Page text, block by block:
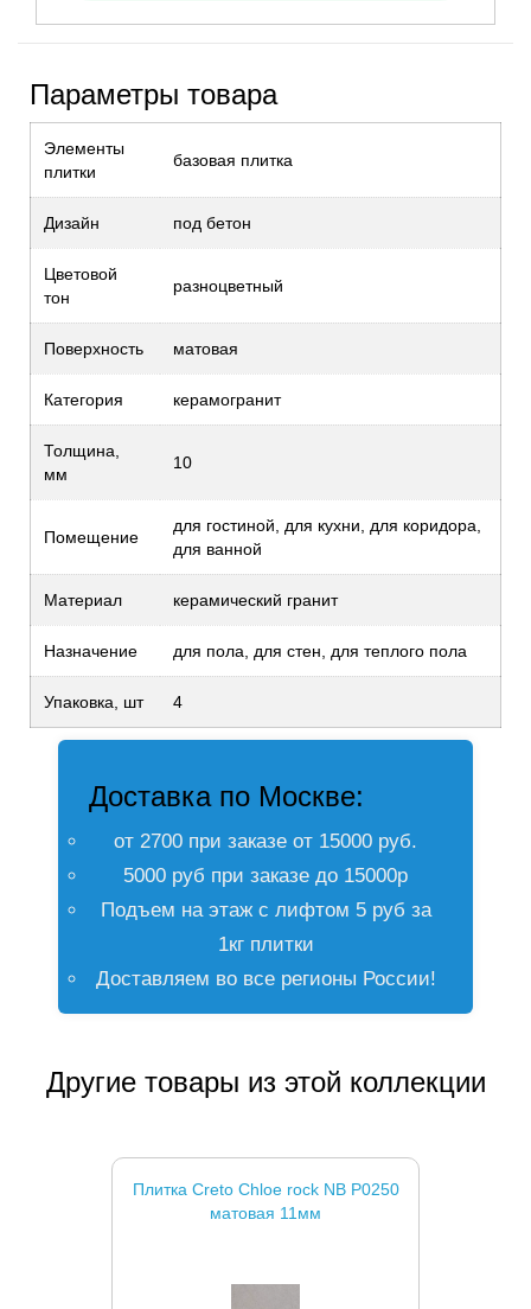
Параметры товара
Элементы
плитки
базовая плитка
Дизайн под бетон
Цветовой
тон
разноцветный
Поверхность матовая
Категория керамогранит
Толщина,
мм
10
Помещение
для гостиной, для кухни, для коридора,
для ванной
Материал керамический гранит
Назначение для пола, для стен, для теплого пола
Упаковка, шт 4
Доставка по Москве:
от 2700 при заказе от 15000 руб.
5000 руб при заказе до 15000р
Подъем на этаж с лифтом 5 руб за
1кг плитки
Доставляем во все регионы России!
Другие товары из этой коллекции
Плитка Creto Chloe rock NB P0250
матовая 11мм